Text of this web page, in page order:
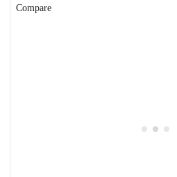
Compare